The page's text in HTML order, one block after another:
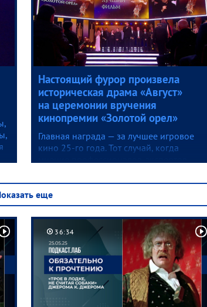
Настоящий фурор произвела
историческая драма «Август»
на церемонии вручения
кинопремии «Золотой орел»
Главная награда — за лучшее игровое
кино 25-го года. Тот случай, когда
зрителей.
еще
36:34